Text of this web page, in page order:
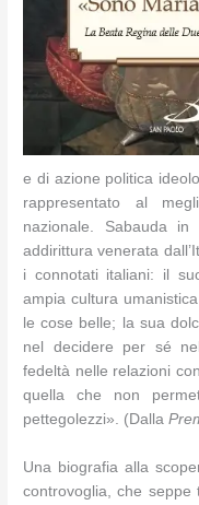
e di azione politica
rappresentato al
nazionale. Sabauda
addirittura venerata
i connotati italiani: il
ampia cultura
le cose belle; la sua
nel decidere per sé
fedeltà nelle relazioni
quella che non
pettegolezzi». (Dalla
Una biografia alla
controvoglia, che seppe